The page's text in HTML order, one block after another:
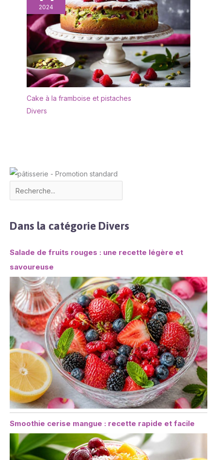
2024
Cake à la framboise et pistaches
Divers
Dans la catégorie Divers
Salade de fruits rouges : une recette légère et
savoureuse
Smoothie cerise mangue : recette rapide et facile